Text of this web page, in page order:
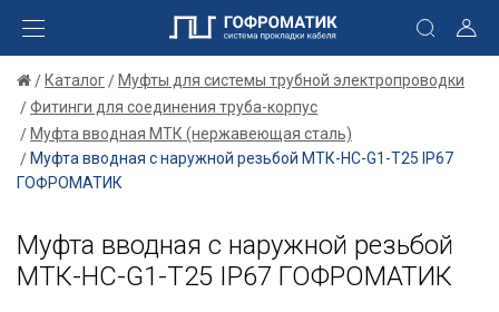
Каталог
Муфты для системы трубной электропроводки
Фитинги для соединения труба-корпус
Муфта вводная МТК (нержавеющая сталь)
Муфта вводная с наружной резьбой МТК-НС-G1-Т25 IP67
ГОФРОМАТИК
Муфта вводная с наружной резьбой
МТК-НС-G1-Т25 IP67 ГОФРОМАТИК